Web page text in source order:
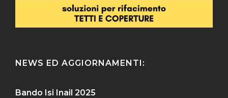
NEWS ED AGGIORNAMENTI:
Bando Isi Inail 2025